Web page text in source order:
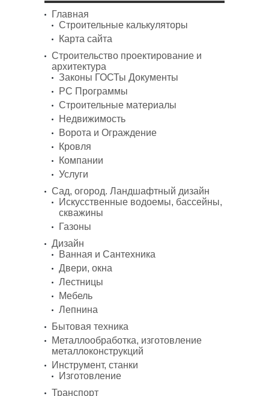
Главная
Строительные калькуляторы
Карта сайта
Строительство проектирование и
архитектура
Законы ГОСТы Документы
PC Программы
Строительные материалы
Недвижимость
Ворота и Ограждение
Кровля
Компании
Услуги
Сад, огород. Ландшафтный дизайн
Искусственные водоемы, бассейны,
скважины
Газоны
Дизайн
Ванная и Сантехника
Двери, окна
Лестницы
Мебель
Лепнина
Бытовая техника
Металлообработка, изготовление
металлоконструкций
Инструмент, станки
Изготовление
Транспорт